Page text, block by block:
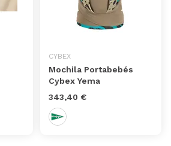
CYBEX
Mochila Portabebés
Cybex Yema
343,40 €